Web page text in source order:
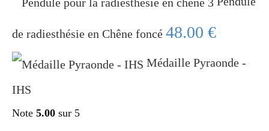
de radiesthésie en Chêne foncé 48.00 €
Médaille Pyraonde -
IHS
Note 5.00 sur 5